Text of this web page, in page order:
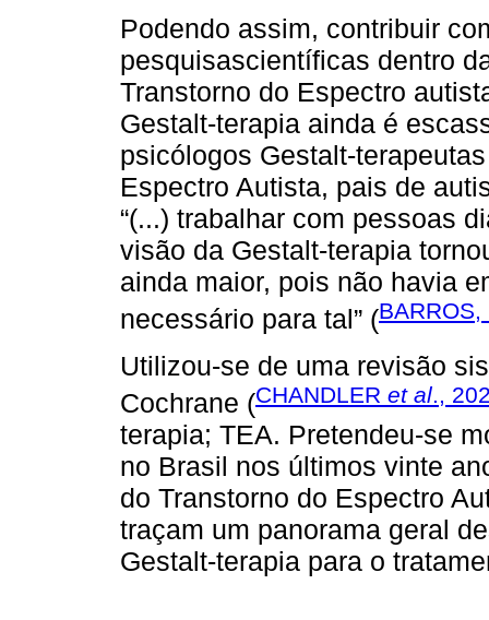
Podendo assim, contribuir
pesquisascientíficas dentro
Transtorno do Espectro
Gestalt-terapia ainda é
psicólogos Gestalt-
Espectro Autista, pais de
“(...) trabalhar com pessoas
visão da Gestalt-terapia
ainda maior, pois não havia
necessário para tal” (
Utilizou-se de uma revisão
Cochrane (CHANDLER et al.,
terapia; TEA. Pretendeu-se
no Brasil nos últimos vinte
do Transtorno do Espectro
traçam um panorama geral
Gestalt-terapia para o